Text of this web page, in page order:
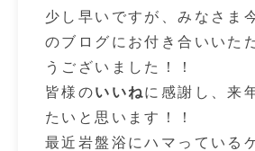
少し早いですが、みなさま
のブログにお付き合いいた
うございました！！
皆様のいいねに感謝し、来
たいと思います！！
最近岩盤浴にハマっている